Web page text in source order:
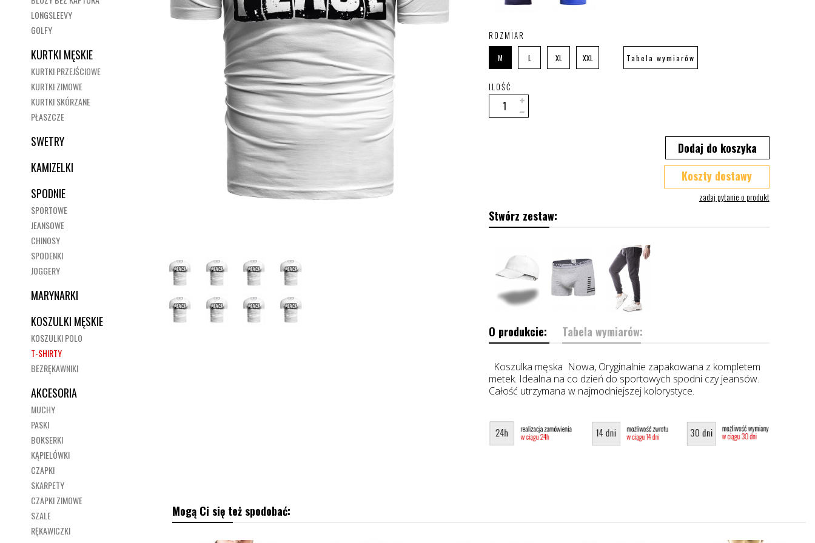
LONGSLEEVY
GOLFY
KURTKI MĘSKIE
KURTKI PRZEJŚCIOWE
KURTKI ZIMOWE
KURTKI SKÓRZANE
PŁASZCZE
SWETRY
KAMIZELKI
SPODNIE
SPORTOWE
JEANSOWE
CHINOSY
SPODENKI
JOGGERY
MARYNARKI
KOSZULKI MĘSKIE
KOSZULKI POLO
T-SHIRTY
BEZRĘKAWNIKI
AKCESORIA
MUCHY
PASKI
BOKSERKI
KĄPIELÓWKI
CZAPKI
SKARPETY
CZAPKI ZIMOWE
SZALE
RĘKAWICZKI
ROZMIAR
M L XL XXL Tabela wymiarów
ILOŚĆ
Dodaj do koszyka
Koszty dostawy
Stwórz zestaw:
O produkcie: Tabela wymiarów:
Koszulka męska Nowa, Oryginalnie zapakowana z kompletem
metek. Idealna na co dzień do sportowych spodni czy jeansów.
Całość utrzymana w najmodniejszej kolorystyce.
Mogą Ci się też spodobać: